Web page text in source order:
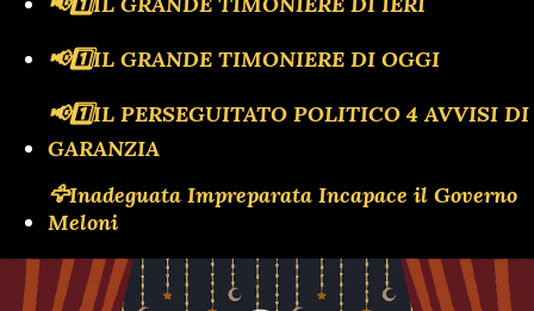
📢1️⃣IL GRANDE TIMONIERE DI OGGI
📢1️⃣IL PERSEGUITATO POLITICO 4 AVVISI DI
GARANZIA
🦅Inadeguata Impreparata Incapace il Governo
Meloni